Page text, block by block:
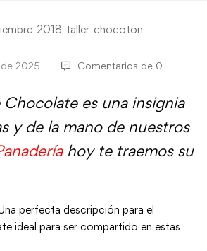
2025 Comentarios de 0
Chocolatees una insignia
y de la mano de nuestros
hoy te traemos su
perfecta descripción para el
ideal para ser compartido en estas